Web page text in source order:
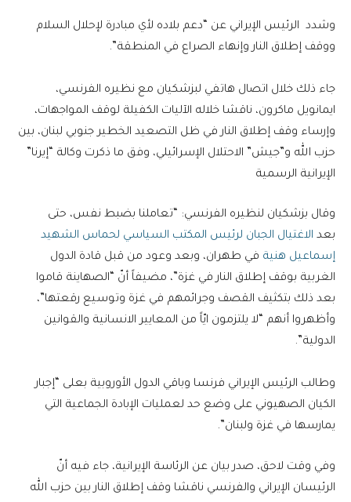
وشدد الرئيس الإيراني عن “دعم بلاده لأي مبادرة لإحلال السلام
ووقف إطلاق النار وإنهاء الصراع في المنطقة”.
جاء ذلك خلال اتصال هاتفي لبزشكيان مع نظيره الفرنسي،
ايمانويل ماكرون، ناقشا خلاله الآليات الكفيلة لوقف المواجهات،
وإرساء وقف إطلاق النار في ظل التصعيد الخطير جنوبي لبنان، بين
حزب الله و”جيش” الاحتلال الإسرائيلي، وفق ما ذكرت وكالة “إيرنا”
الإيرانية الرسمية
وقال بزشكيان لنظيره الفرنسي: “تعاملنا بضبط نفس، حتى
بعد الاغتيال الجبان لرئيس المكتب السياسي لحماس الشهيد
إسماعيل هنية في طهران، وبعد وعود من قبل قادة الدول
الغربية بوقف إطلاق النار في غزة”، مضيفاً أنّ “الصهاينة قاموا
بعد ذلك بتكثيف القصف وجرائمهم في غزة وتوسيع رقعتها”،
وأظهروا أنهم “لا يلتزمون ايّاً من المعايير الانسانية والقوانين
الدولية”.
وطالب الرئيس الإيراني فرنسا وباقي الدول الأوروبية بعلى “إجبار
الكيان الصهيوني على وضع حد لعمليات الإبادة الجماعية التي
يمارسها في غزة ولبنان”.
وفي وقت لاحق، صدر بيان عن الرئاسة الإيرانية، جاء فيه أنّ
الرئيسان الإيراني والفرنسي ناقشا وقف إطلاق النار بين حزب الله